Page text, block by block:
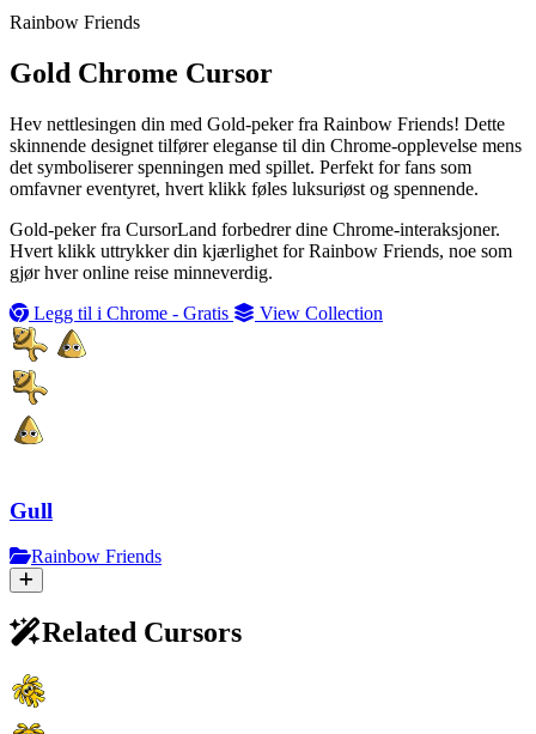
Rainbow Friends
Gold Chrome Cursor
Hev nettlesingen din med Gold-peker fra Rainbow Friends! Dette
skinnende designet tilfører eleganse til din Chrome-opplevelse mens
det symboliserer spenningen med spillet. Perfekt for fans som
omfavner eventyret, hvert klikk føles luksuriøst og spennende.
Gold-peker fra CursorLand forbedrer dine Chrome-interaksjoner.
Hvert klikk uttrykker din kjærlighet for Rainbow Friends, noe som
gjør hver online reise minneverdig.
Legg til i Chrome - Gratis
View Collection
Gull
Rainbow Friends
Related Cursors